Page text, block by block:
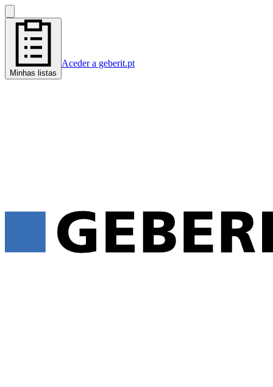
Minhas listas
Aceder a geberit.pt